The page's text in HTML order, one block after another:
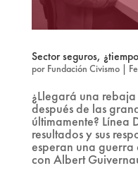
Sector seguros,
por Fundación Civismo|
¿Llegará una
después de las
últimamente? Línea
resultados y sus
esperan una guerra
con Albert